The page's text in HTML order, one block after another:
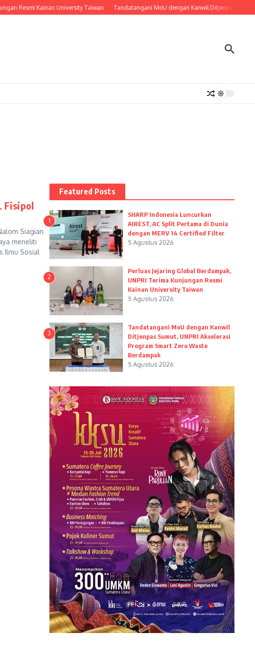
Resmi Kainan University Taiwan Tandatangani MoU dengan Kanwil Ditjenpas Sumut,
Fisipol
Siagian
meneliti
Ilmu Sosial
Featured Posts
1
SHARP Indonesia Luncurkan
AIREST, AC Split Pertama di Dunia
dengan MERV 14 Certified Filter
5 Agustus 2026
2
Perluas Jejaring Global Berdampak,
UNPRI Terima Kunjungan Resmi
Kainan University Taiwan
5 Agustus 2026
3
Tandatangani MoU dengan Kanwil
Ditjenpas Sumut, UNPRI Akselerasi
Program Smart Zero Waste
Berdampak
5 Agustus 2026